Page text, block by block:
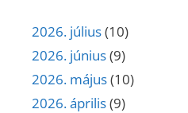
2026. július(10)
2026. június(9)
2026. május(10)
2026. április(9)